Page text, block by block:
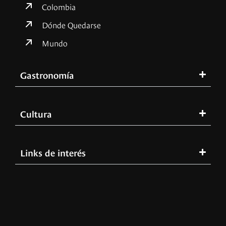
Colombia
Dónde Quedarse
Mundo
Gastronomía
Cultura
Links de interés